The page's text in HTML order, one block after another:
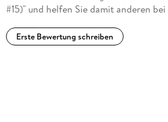
#15)" und helfen Sie damit anderen
Erste Bewertung schreiben